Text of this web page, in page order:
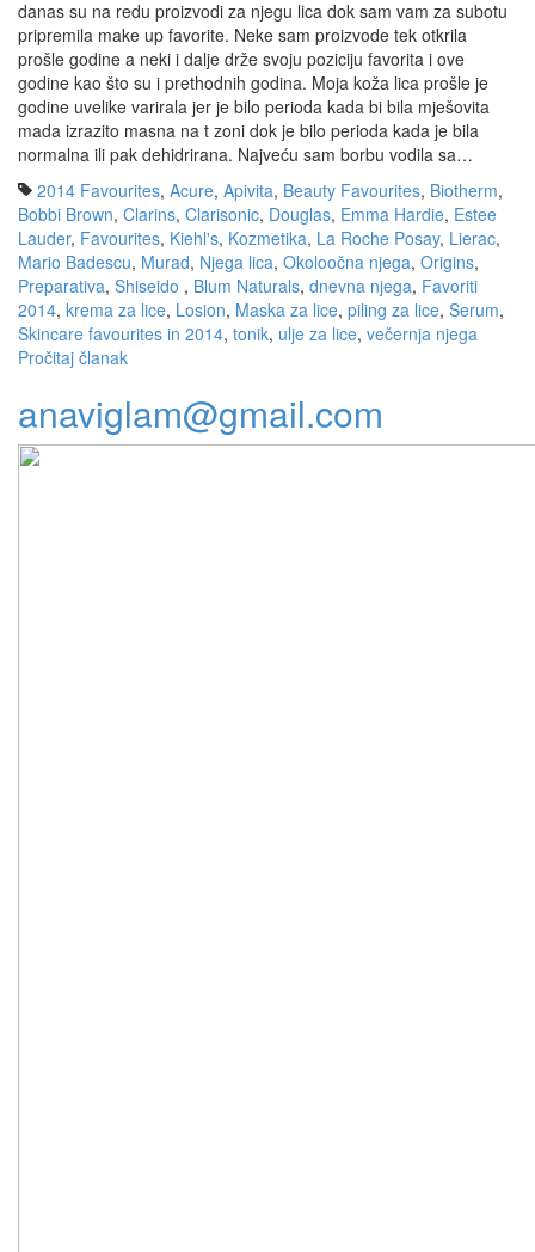
danas su na redu proizvodi za njegu lica dok sam vam za subotu
pripremila make up favorite. Neke sam proizvode tek otkrila
prošle godine a neki i dalje drže svoju poziciju favorita i ove
godine kao što su i prethodnih godina. Moja koža lica prošle je
godine uvelike varirala jer je bilo perioda kada bi bila mješovita
mada izrazito masna na t zoni dok je bilo perioda kada je bila
normalna ili pak dehidrirana. Najveću sam borbu vodila sa…
2014 Favourites, Acure, Apivita, Beauty Favourites, Biotherm,
Bobbi Brown, Clarins, Clarisonic, Douglas, Emma Hardie, Estee
Lauder, Favourites, Kiehl's, Kozmetika, La Roche Posay, Lierac,
Mario Badescu, Murad, Njega lica, Okoloočna njega, Origins,
Preparativa, Shiseido , Blum Naturals, dnevna njega, Favoriti
2014, krema za lice, Losion, Maska za lice, piling za lice, Serum,
Skincare favourites in 2014, tonik, ulje za lice, večernja njega
Pročitaj članak
anaviglam@gmail.com